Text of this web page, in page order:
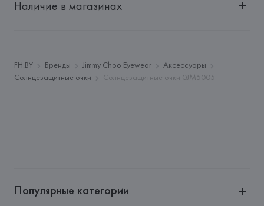
"Ясон Трейд"
3 - MILANO (MI),
Страна происхождения товара: ИТАЛИЯ
Наличие в магазинах
FH.BY Бренды Jimmy Choo Eyewear
Аксессуары
Солнцезащитные очки
Солнцезащитные очки 0JM5005
Популярные категории